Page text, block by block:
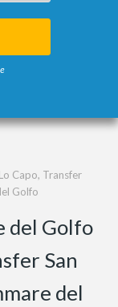
Capo, Transfer
Golfo
del Golfo
San
del